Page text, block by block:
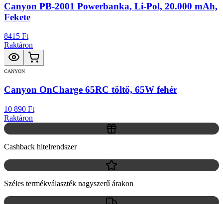
Canyon PB-2001 Powerbanka, Li-Pol, 20.000 mAh,
Fekete
8415 Ft
Raktáron
CANYON
Canyon OnCharge 65RC töltő, 65W fehér
10 890 Ft
Raktáron
Cashback hitelrendszer
Széles termékválaszték nagyszerű árakon